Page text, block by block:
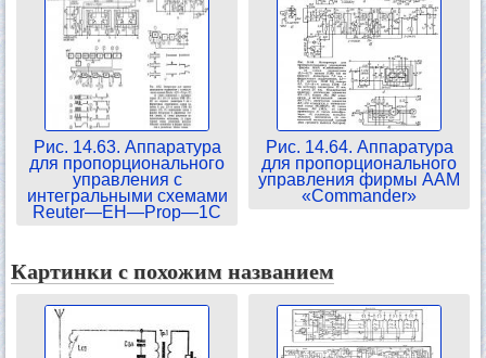
Рис. 14.63. Аппаратура
для пропорционального
управления с
интегральными схемами
Reuter—EH—Prop—1C
Рис. 14.64. Аппаратура
для пропорционального
управления фирмы ААМ
«Commander»
Картинки с похожим названием